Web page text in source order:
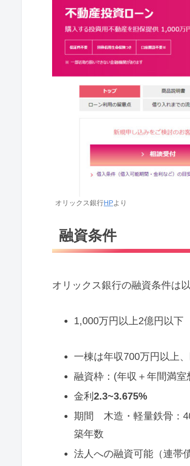
オリックス銀行HPより
融資条件
オリックス銀行の融資条件は
1,000万円以上2億円以下
一棟は年収700万円以上
融資枠：(年収＋年間満
金利 2.3~3.675%
期間 木造・軽量鉄骨：
築年数
法人への融資可能（連帯